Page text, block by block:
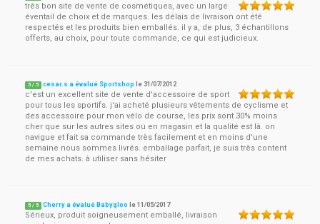
très bon site de vente de cosmétiques, avec un large
éventail de choix et de marques. les délais de livraison ont été
respectés et les produits bien emballés. il y a, de plus, 3 échantillons
offerts, au choix, pour toute commande, ce qui est judicieux.
5 / 5 cesar.s a évalué Sportshop le31/07/2012
c'est un excellent site de vente d'accessoire de sport
pour tous les sportifs. j'ai acheté plusieurs vêtements de cyclisme et
des accessoire pour mon vélo de course, les prix sont 30% moins
cher que sur les autres sites ou en magasin et la qualité est là. on
navigue et fait sa commande très facilement et en moins d'une
semaine nous sommes livrés. emballage parfait, je suis très content
de mes achats. à utiliser sans hésiter
5 / 5 Cherry a évalué Babygloo le11/05/2017
Sérieux, produit soigneusement emballé, livraison